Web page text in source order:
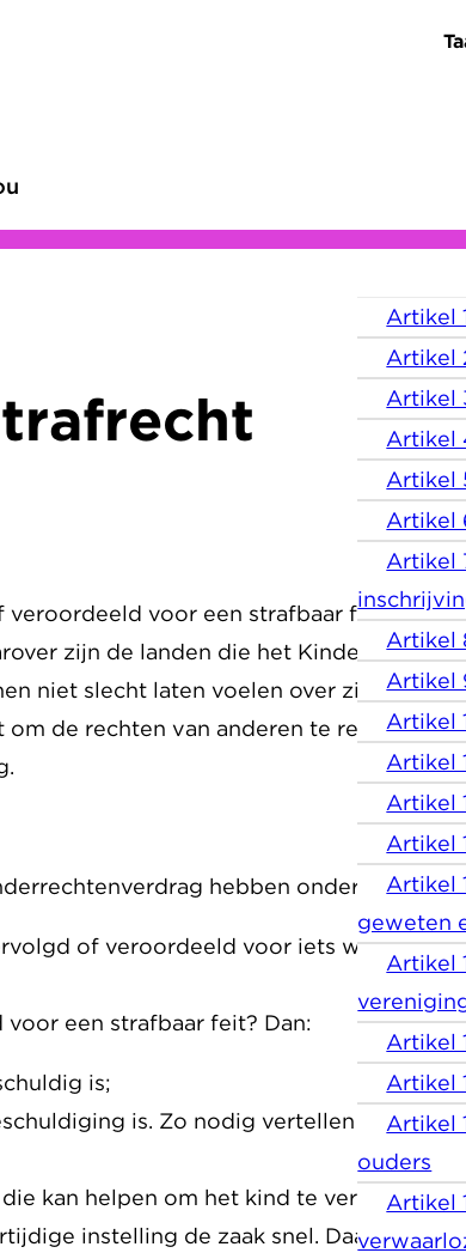
voor een strafbaar feit? Dan
zijn de landen die het
niet slecht laten voelen over zichzelf en
de rechten van anderen te
hebben ondertekend
of veroordeeld voor iets wat niet
een strafbaar feit? Dan:
is;
is. Zo nodig vertellen de
kan helpen om het kind te verdedigen
instelling de zaak snel. Daarbij is de
Artikel
Artikel
Artikel
Artikel
Artikel
Artikel
Artikel
Artikel
Artikel
Artikel
Artikel
Artikel
Artikel
Artikel
geweten
Artikel
Artikel
Artikel
Artikel
ouders
Artikel